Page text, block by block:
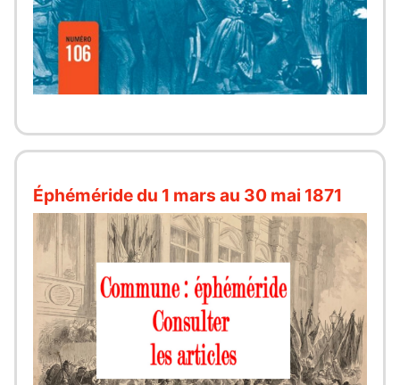
Éphéméride du 1 mars au 30 mai 1871